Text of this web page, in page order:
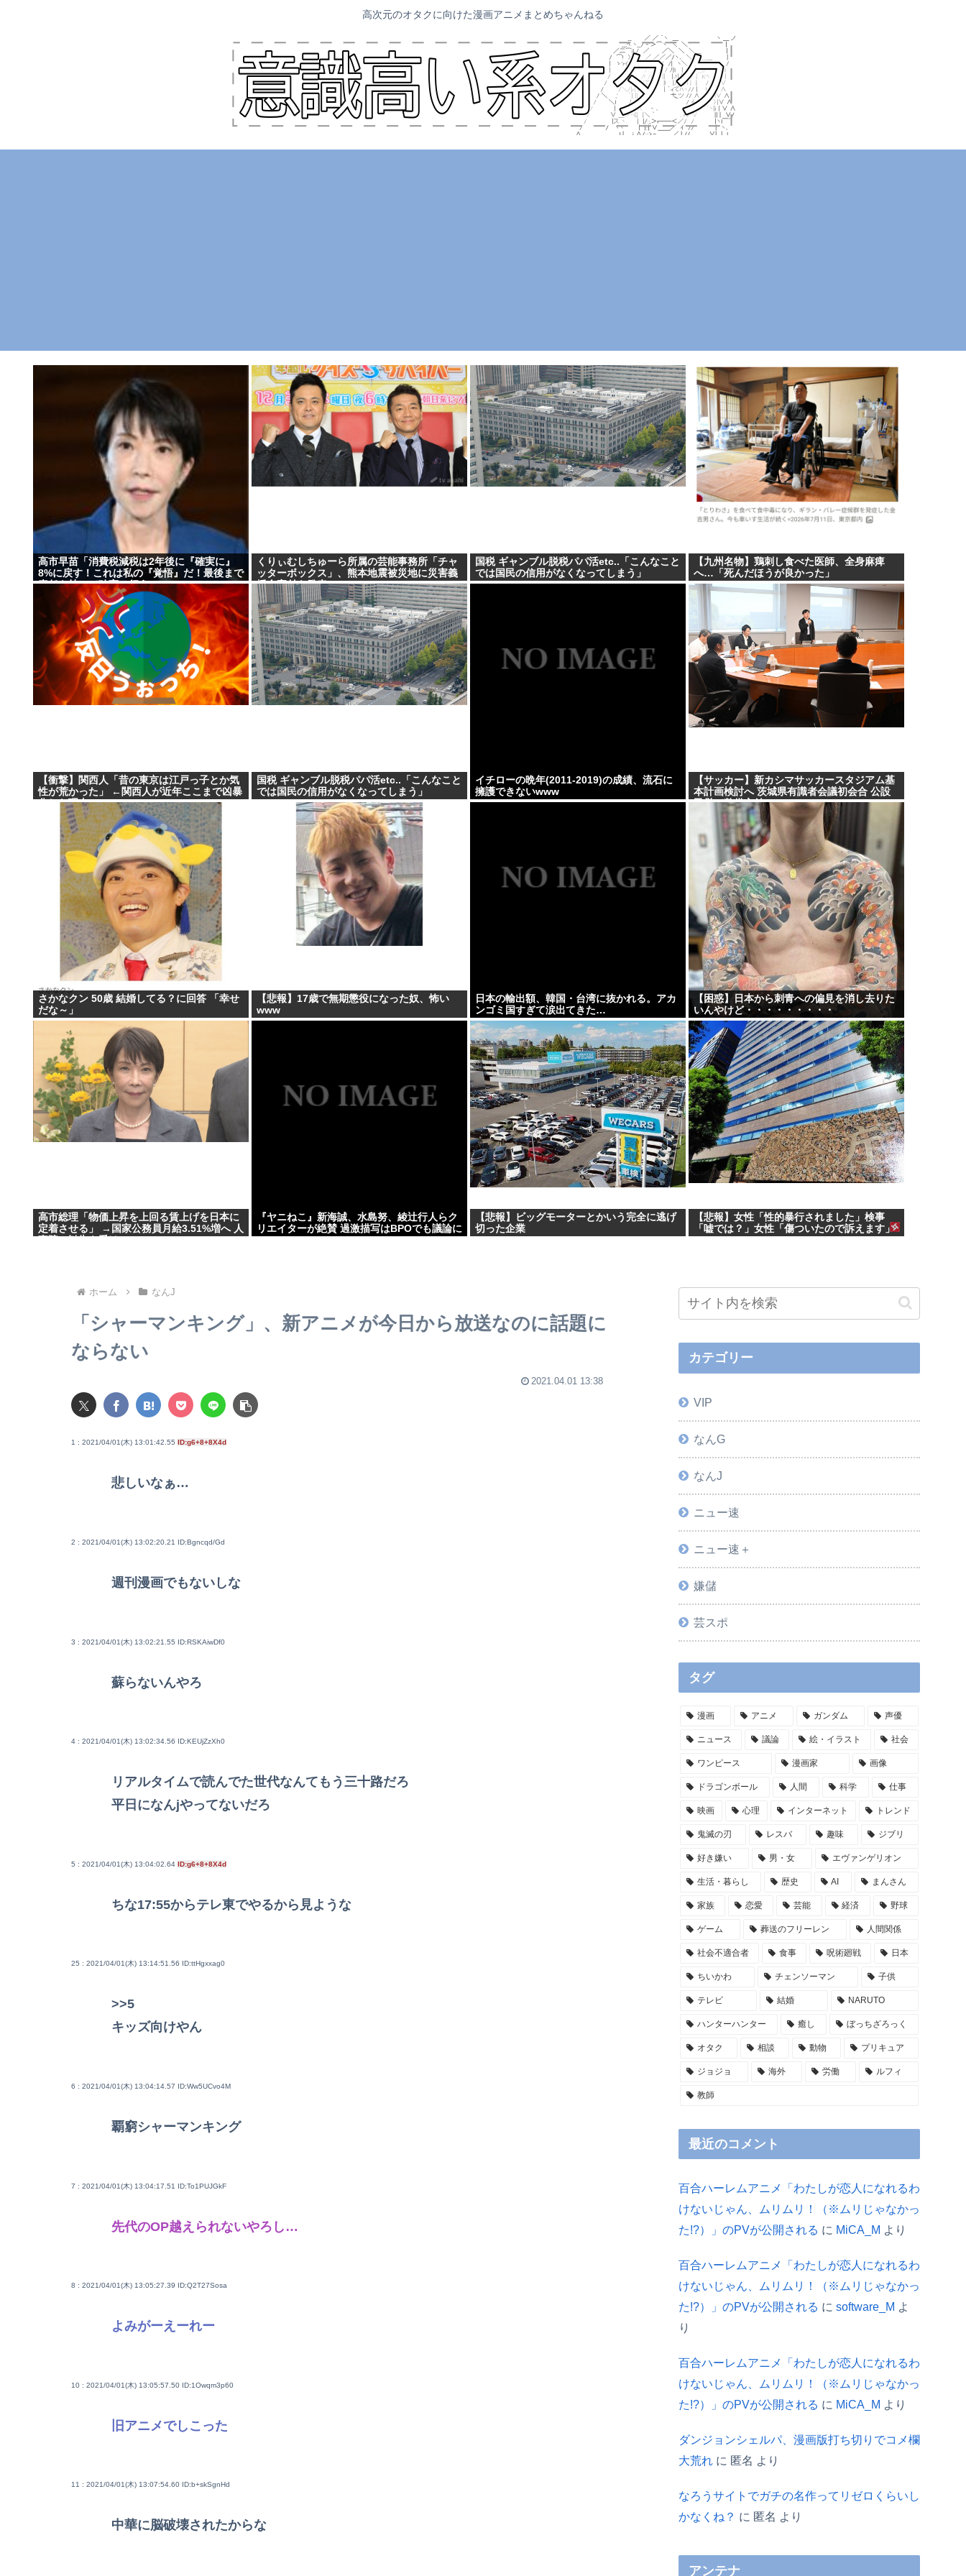
高次元のオタクに向けた漫画アニメまとめちゃんねる
高市早苗「消費税減税は2年後に『確実に』
8%に戻す！これは私の『覚悟』だ！最後まで
責任を持って確実に行う」
くりぃむしちゅーら所属の芸能事務所「チャ
ッターボックス」、熊本地震被災地に災害義
援金寄付を発表
国税 ギャンブル脱税パパ活etc..「こんなこと
では国民の信用がなくなってしまう」
【九州名物】鶏刺し食べた医師、全身麻痺
へ…「死んだほうが良かった」
【衝撃】関西人「昔の東京は江戸っ子とか気
性が荒かった」 ←関西人が近年ここまで凶暴
化した理由WWW
国税 ギャンブル脱税パパ活etc..「こんなこと
では国民の信用がなくなってしまう」
イチローの晩年(2011-2019)の成績、流石に
擁護できないwww
【サッカー】新カシマサッカースタジアム基
本計画検討へ 茨城県有識者会議初会合 公設
民営で整備方針
さかなクン 50歳 結婚してる？に回答 「幸せ
だな～」
【悲報】17歳で無期懲役になった奴、怖い
www
日本の輸出額、韓国・台湾に抜かれる。アカ
ンゴミ国すぎて涙出てきた…
【困惑】日本から刺青への偏見を消し去りた
いんやけど・・・・・・・・・
高市総理「物価上昇を上回る賃上げを日本に
定着させる」 →国家公務員月給3.51%増へ 人
『ヤニねこ』新海誠、水島努、綾辻行人らク
リエイターが絶賛 過激描写はBPOでも議論に
【悲報】ビッグモーターとかいう完全に逃げ
切った企業
【悲報】女性「性的暴行されました」検事
「嘘では？」女性「傷ついたので訴えます」
ホーム なんJ
「シャーマンキング」、新アニメが今日から放送なのに話題に
ならない
2021.04.01 13:38
1 : 2021/04/01(木) 13:01:42.55 ID:g6+8+8X4d
悲しいなぁ…
2 : 2021/04/01(木) 13:02:20.21 ID:Bgncqd/Gd
週刊漫画でもないしな
3 : 2021/04/01(木) 13:02:21.55 ID:RSKAiwDf0
蘇らないんやろ
4 : 2021/04/01(木) 13:02:34.56 ID:KEUjZzXh0
リアルタイムで読んでた世代なんてもう三十路だろ
平日になんjやってないだろ
5 : 2021/04/01(木) 13:04:02.64 ID:g6+8+8X4d
ちな17:55からテレ東でやるから見ような
25 : 2021/04/01(木) 13:14:51.56 ID:ttHgxxag0
>>5
キッズ向けやん
6 : 2021/04/01(木) 13:04:14.57 ID:Ww5UCvo4M
覇窮シャーマンキング
7 : 2021/04/01(木) 13:04:17.51 ID:To1PUJGkF
先代のOP越えられないやろし…
8 : 2021/04/01(木) 13:05:27.39 ID:Q2T27Sosa
よみがーえーれー
10 : 2021/04/01(木) 13:05:57.50 ID:1Owqm3p60
旧アニメでしこった
11 : 2021/04/01(木) 13:07:54.60 ID:b+skSgnHd
中華に脳破壊されたからな
カテゴリー
VIP
なんG
なんJ
ニュー速
ニュー速＋
嫌儲
芸スポ
タグ
漫画 アニメ ガンダム 声優
ニュース 議論 絵・イラスト 社会
ワンピース 漫画家 画像
ドラゴンボール 人間 科学 仕事
映画 心理 インターネット トレンド
鬼滅の刃 レスバ 趣味 ジブリ
好き嫌い 男・女 エヴァンゲリオン
生活・暮らし 歴史 AI まんさん
家族 恋愛 芸能 経済 野球
ゲーム 葬送のフリーレン 人間関係
社会不適合者 食事 呪術廻戦 日本
ちいかわ チェンソーマン 子供
テレビ 結婚 NARUTO
ハンターハンター 癒し ぼっちざろっく
オタク 相談 動物 プリキュア
ジョジョ 海外 労働 ルフィ
教師
最近のコメント
百合ハーレムアニメ「わたしが恋人になれるわ
けないじゃん、ムリムリ！（※ムリじゃなかっ
た!?）」のPVが公開される に MiCA_M より
百合ハーレムアニメ「わたしが恋人になれるわ
けないじゃん、ムリムリ！（※ムリじゃなかっ
た!?）」のPVが公開される に software_M よ
り
百合ハーレムアニメ「わたしが恋人になれるわ
けないじゃん、ムリムリ！（※ムリじゃなかっ
た!?）」のPVが公開される に MiCA_M より
ダンジョンシェルパ、漫画版打ち切りでコメ欄
大荒れ に 匿名 より
なろうサイトでガチの名作ってリゼロくらいし
かなくね？ に 匿名 より
アンテナ